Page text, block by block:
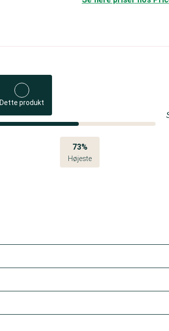
Dette produkt
73%
Højeste